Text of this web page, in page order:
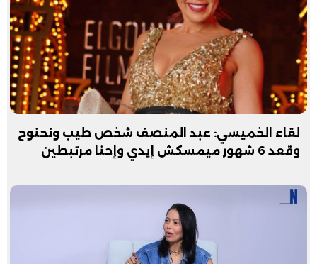
لقاء الخميسي: عبد المنصف شخص طيب ونحنوح
وقعد 6 شهور ميمسكش إيدي وإحنا مرتبطين